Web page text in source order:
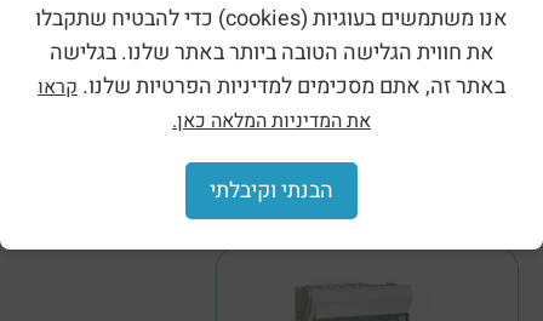
אנו משתמשים בעוגיות (cookies) כדי להבטיח שתקבלו
את חווית הגלישה הטובה ביותר באתר שלנו. בגלישה
באתר זה, אתם מסכימים למדיניות הפרטיות שלנו. קראו
את המדיניות המלאה כאן.
הבנתי וקיבלתי
לוח חלוקה וולטה 2 תה''ט